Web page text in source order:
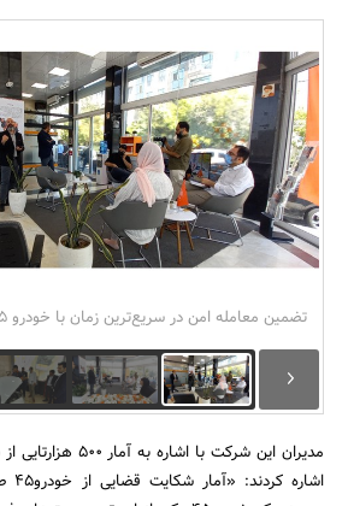
تضمین معامله امن در سریع‌ترین زمان با خودرو 45
مدیران این شرکت با